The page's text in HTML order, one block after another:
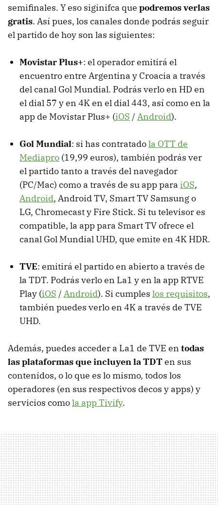
semifinales. Y eso siginifca que podremos verlas
gratis. Así pues, los canales donde podrás seguir
el partido de hoy son las siguientes:
Movistar Plus+: el operador emitirá el
encuentro entre Argentina y Croacia a través
del canal Gol Mundial. Podrás verlo en HD en
el dial 57 y en 4K en el dial 443, así como en la
app de Movistar Plus+ (iOS / Android).
Gol Mundial: si has contratadola OTT de
Mediapro (19,99 euros), también podrás ver
el partido tanto a través del navegador
(PC/Mac) como a través de su app para iOS,
Android, Android TV, Smart TV Samsung o
LG, Chromecast y Fire Stick. Si tu televisor es
compatible, la app para Smart TV ofrece el
canal Gol Mundial UHD, que emite en 4K HDR.
TVE: emitirá el partido en abierto a través de
la TDT. Podrás verlo en La1 y en la app RTVE
Play (iOS / Android). Si cumples los requisitos,
también puedes verlo en 4K a través de TVE
UHD.
Además, puedes acceder a La1 de TVE en todas
las plataformas que incluyen la TDTen sus
contenidos, o lo que es lo mismo, todos los
operadores (en sus respectivos decos y apps) y
servicios comola app Tivify.